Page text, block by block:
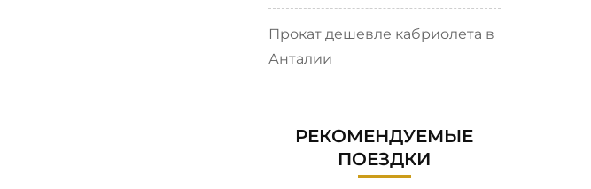
Прокат дешевле кабриолета в
Анталии
РЕКОМЕНДУЕМЫЕ
ПОЕЗДКИ